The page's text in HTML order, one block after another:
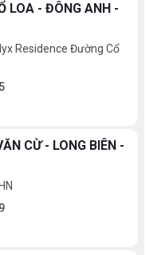
LOA - ĐÔNG ANH -
Residence Đường Cổ
CỪ - LONG BIÊN -